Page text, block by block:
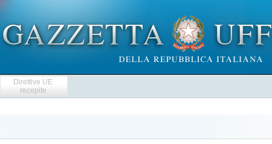
Direttive UE
recepite